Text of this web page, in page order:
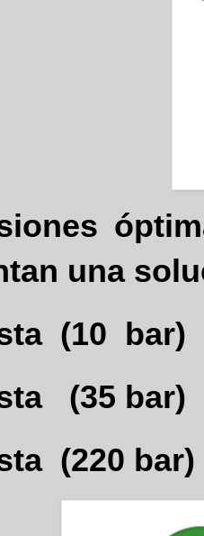
una
(10 bar)
(35 bar)
(220 bar)